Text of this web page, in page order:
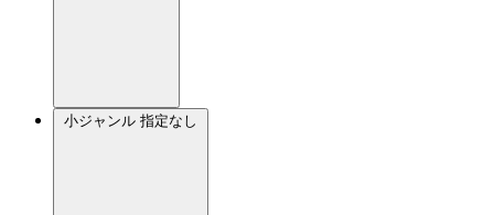
小ジャンル 指定なし